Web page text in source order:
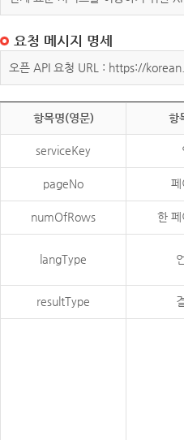
요청 메시지 명세
오픈 API 요청 URL : https://
항목명(영문) 항
serviceKey
pageNo 페
numOfRows 한 페
langType
resultType